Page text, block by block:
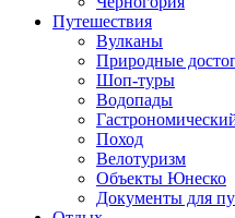
Путешествия
Вулканы
Природные
Шоп-туры
Водопады
Поход
Велотуризм
Объекты Юнеско
Документы для